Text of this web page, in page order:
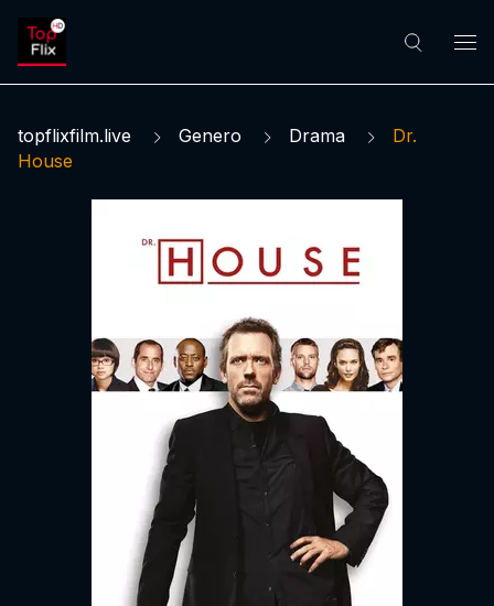
topflixfilm.live Genero Drama
Dr.
House